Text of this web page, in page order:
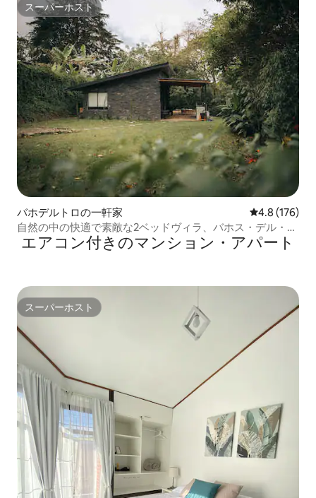
スーパーホスト
スーパーホスト
バホデルトロの一軒家 レビュー176
4.8 (176)
自然の中の快適で素敵な2ベッドヴィラ、バホス・デル・ト
ロ
エアコン付きのマンション・アパート
スーパーホスト
スーパーホスト